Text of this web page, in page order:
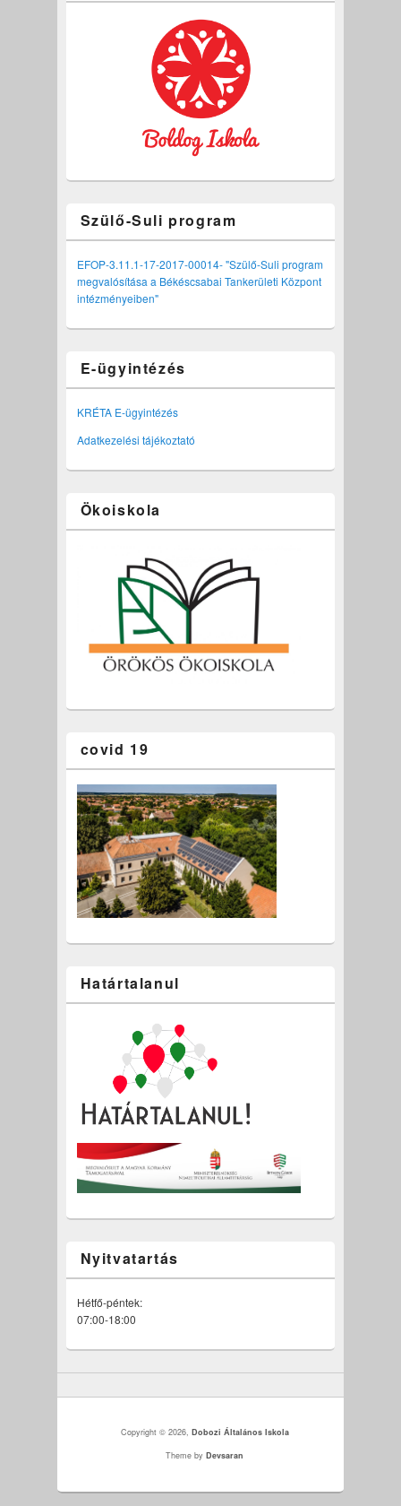
Szülő-Suli program
EFOP-3.11.1-17-2017-00014- "Szülő-Suli program
megvalósítása a Békéscsabai Tankerületi Központ
intézményeiben"
E-ügyintézés
KRÉTA E-ügyintézés
Adatkezelési tájékoztató
Ökoiskola
covid 19
Határtalanul
Nyitvatartás
Hétfő-péntek:
07:00-18:00
Copyright © 2026, Dobozi Általános Iskola
Theme byDevsaran